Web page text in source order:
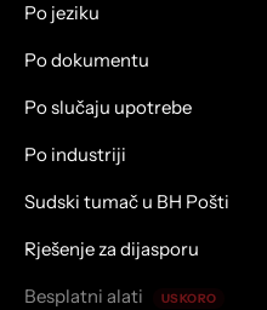
Po jeziku
Po dokumentu
Po slučaju upotrebe
Po industriji
Sudski tumač u BH Pošti
Rješenje za dijasporu
Besplatni alati USKORO